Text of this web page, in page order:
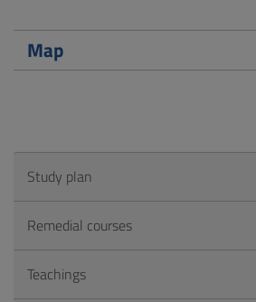
Map
Study plan
Remedial courses
Teachings